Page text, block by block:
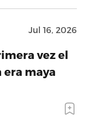
Jul 16, 2026
vez el
maya